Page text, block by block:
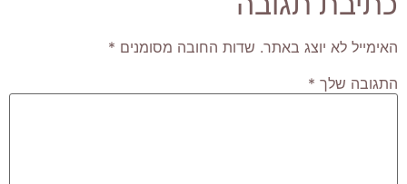
האימייל לא יוצג באתר. שדות החובה מסומנים *
התגובה שלך *